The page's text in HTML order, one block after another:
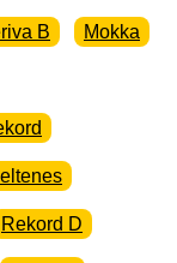
B Mokka
Rekord D